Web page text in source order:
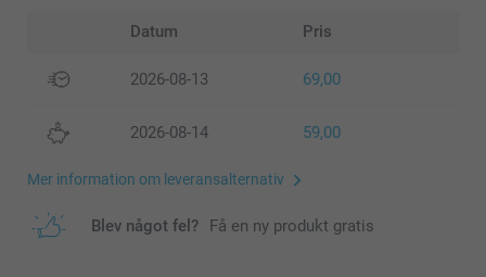
Datum Pris
2026-08-13 69,00
2026-08-14 59,00
Mer information om leveransalternativ
Blev något fel? Få en ny produkt gratis